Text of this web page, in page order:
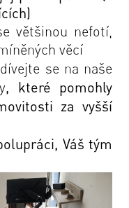
většinou nefotí,
věcí
se na naše
, které pomohly
za vyšší
Váš tým